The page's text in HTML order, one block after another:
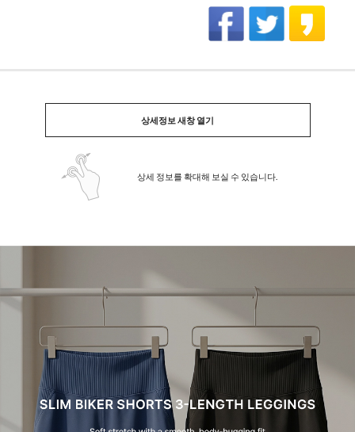
상세정보 새창 열기
상세 정보를 확대해 보실 수 있습니다.